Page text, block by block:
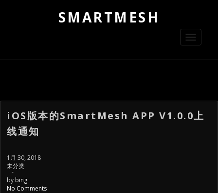
SMARTMESH
Toggle
iOS版本的SmartMesh APP V1.0.0上
线通知
1月 30, 2018
未分类
-
by bing
No Comments